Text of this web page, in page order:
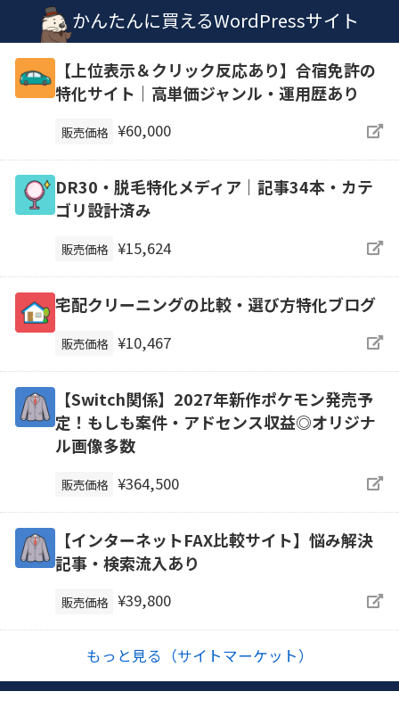
かんたんに買えるWordPressサイト
【上位表示＆クリック反応あり】合宿免許の
特化サイト｜高単価ジャンル・運用歴あり
販売価格 ¥60,000
DR30・脱毛特化メディア｜記事34本・カテ
ゴリ設計済み
販売価格 ¥15,624
宅配クリーニングの比較・選び方特化ブログ
販売価格 ¥10,467
【Switch関係】2027年新作ポケモン発売予
定！もしも案件・アドセンス収益◎オリジナ
ル画像多数
販売価格 ¥364,500
【インターネットFAX比較サイト】悩み解決
記事・検索流入あり
販売価格 ¥39,800
もっと見る（サイトマーケット）